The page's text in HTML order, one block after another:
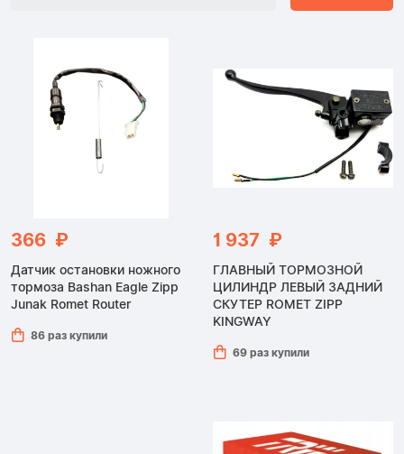
366 ₽
Датчик остановки ножного
тормоза Bashan Eagle Zipp
Junak Romet Router
86 раз купили
1 937 ₽
ГЛАВНЫЙ ТОРМОЗНОЙ
ЦИЛИНДР ЛЕВЫЙ ЗАДНИЙ
СКУТЕР ROMET ZIPP
KINGWAY
69 раз купили